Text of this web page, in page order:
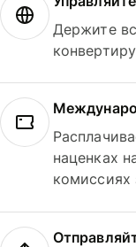
Держите
наценках
комиссиях